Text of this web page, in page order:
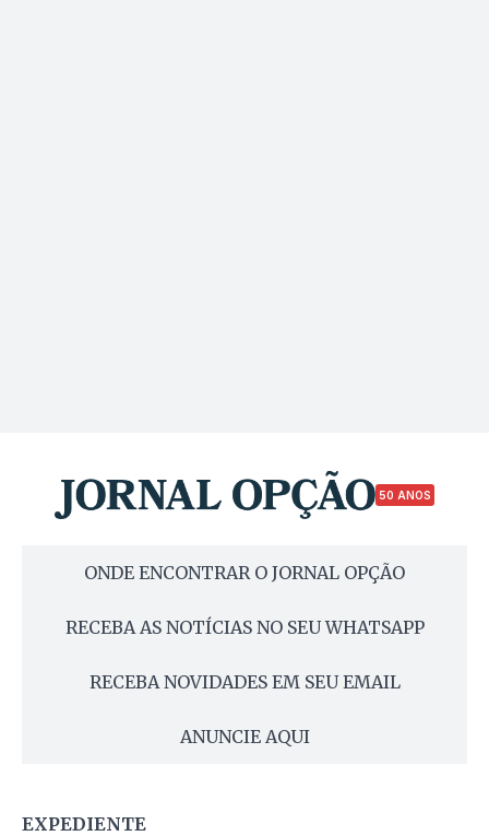
50 ANOS
ONDE ENCONTRAR O JORNAL OPÇÃO
RECEBA AS NOTÍCIAS NO SEU WHATSAPP
RECEBA NOVIDADES EM SEU EMAIL
ANUNCIE AQUI
EXPEDIENTE